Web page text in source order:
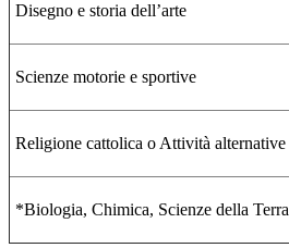
Disegno e storia dell’arte
Scienze motorie e sportive
Religione cattolica o Attività alternative
*Biologia, Chimica, Scienze della Terra